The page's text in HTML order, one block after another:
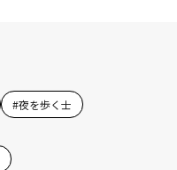
#夜を歩く士